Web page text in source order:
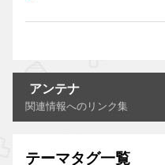
アンテナ
関連情報へのリンク集
テーマタグ一覧